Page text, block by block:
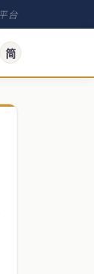
台
简